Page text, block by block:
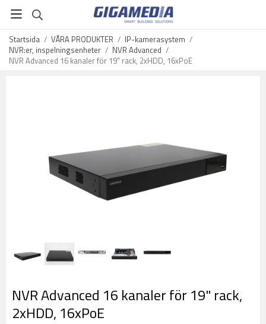
Startsida / VÅRA PRODUKTER / IP-kamerasystem /
NVR:er, inspelningsenheter / NVR Advanced /
NVR Advanced 16 kanaler för 19" rack, 2xHDD, 16xPoE
NVR Advanced 16 kanaler för 19" rack,
2xHDD, 16xPoE